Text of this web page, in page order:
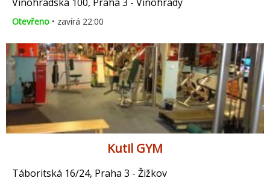
Otevřeno • zavírá 22:00
Kutil GYM
Táboritská 16/24, Praha 3 - Žižkov